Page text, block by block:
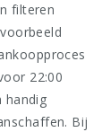
filteren
22:00
handig
Bij